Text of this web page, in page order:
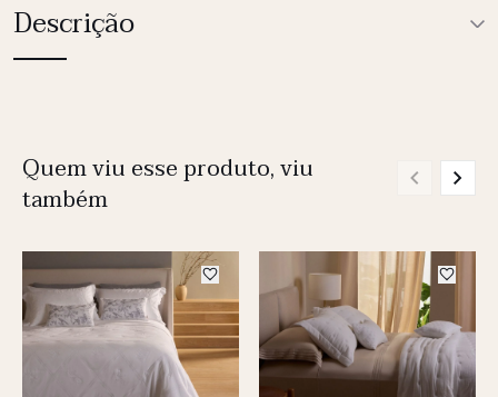
Descrição
Quem viu esse produto, viu
também